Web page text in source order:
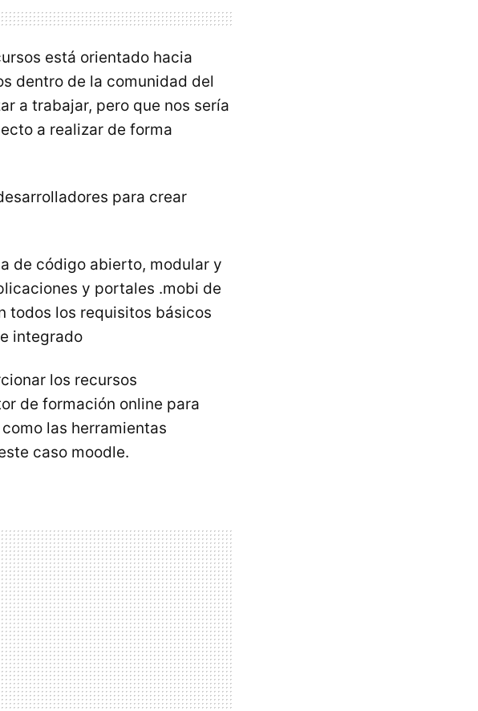
está orientado hacia
dentro de la comunidad del
a trabajar, pero que nos sería
a realizar de forma
para crear
de código abierto, modular y
y portales .mobi de
todos los requisitos básicos
integrado
los recursos
de formación online para
las herramientas
caso moodle.